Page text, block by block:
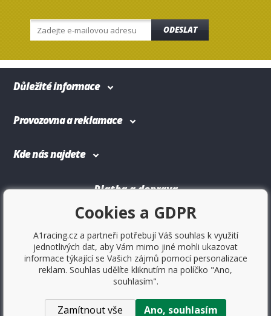
ODESLAT
Důležité informace
Provozovna a reklamace
Kde nás najdete
Platba a doprava
Copyright © 2017Sportovniautodoplnky.cz- Tuning shop,
Cookies a GDPR
A1racing.cz a partneři potřebují Váš souhlas k využití
jednotlivých dat, aby Vám mimo jiné mohli ukazovat
informace týkající se Vašich zájmů pomocí personalizace
reklam. Souhlas udělíte kliknutím na políčko "Ano,
souhlasím".
Zamítnout vše Ano, souhlasím